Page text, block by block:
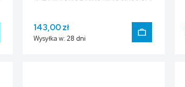
143,00 zł
Wysyłka w: 28 dni